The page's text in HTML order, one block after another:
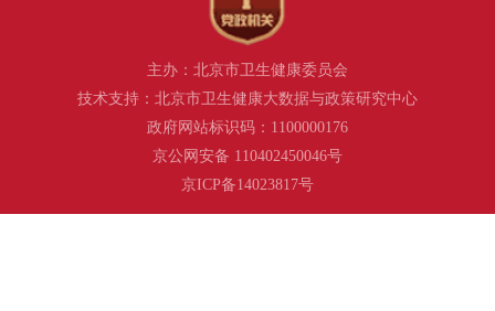
主办：北京市卫生健康委员会
技术支持：北京市卫生健康大数据与政策研究中心
政府网站标识码：1100000176
京公网安备 110402450046号
京ICP备14023817号